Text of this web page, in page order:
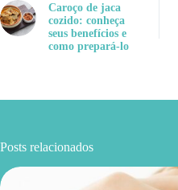
Caroço de jaca
cozido: conheça
seus benefícios e
como prepará-lo
Posts relacionados